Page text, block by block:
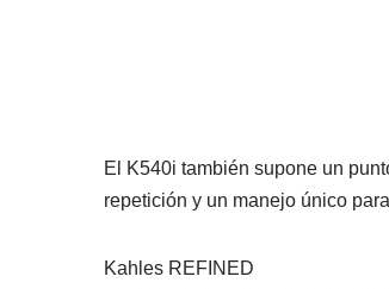
El K540i también supone un
repetición y un manejo único
Kahles REFINED